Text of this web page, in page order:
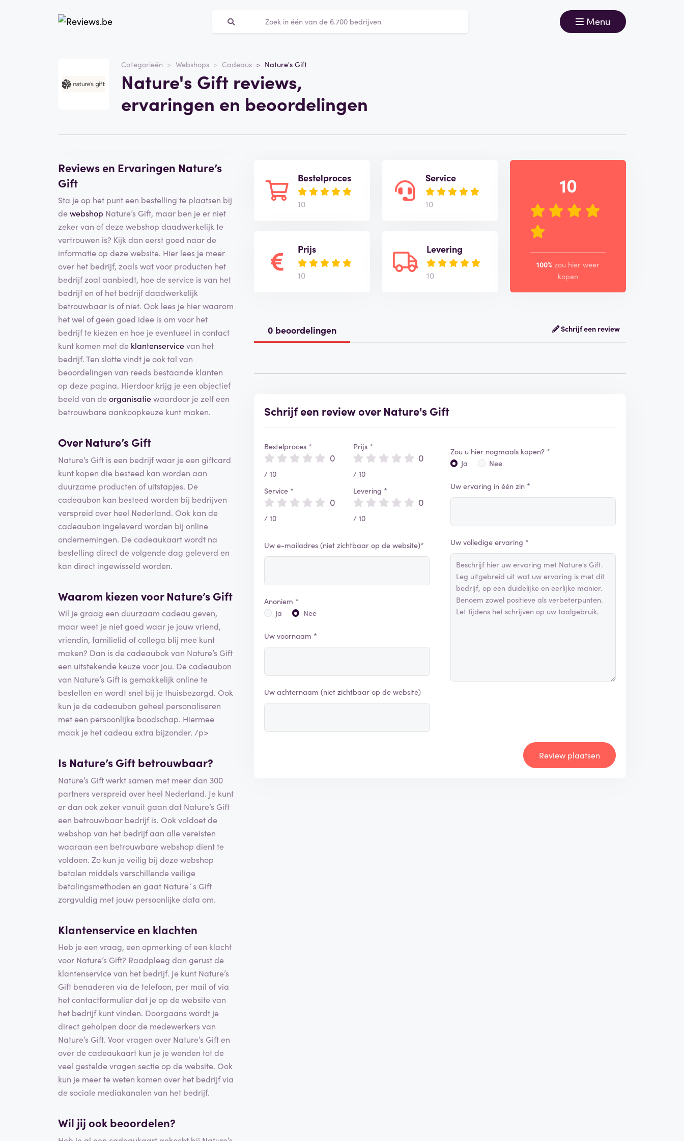
Menu
Categorieën Webshops Cadeaus Nature's Gift
Nature's Gift reviews,
ervaringen en beoordelingen
Nature's Gift
Categorie
Webshops
Schrijf een beoordeling
Reviews en Ervaringen Nature’s
Gift
Sta je op het punt een bestelling te plaatsen bij
dewebshop Nature’s Gift, maar ben je er niet
zeker van of deze webshop daadwerkelijk te
vertrouwen is? Kijk dan eerst goed naar de
informatie op deze website. Hier lees je meer
over het bedrijf, zoals wat voor producten het
bedrijf zoal aanbiedt, hoe de service is van het
bedrijf en of het bedrijf daadwerkelijk
betrouwbaar is of niet. Ook lees je hier waarom
het wel of geen goed idee is om voor het
bedrijf te kiezen en hoe je eventueel in contact
kunt komen met de klantenservicevan het
bedrijf. Ten slotte vindt je ook tal van
beoordelingen van reeds bestaande klanten
op deze pagina. Hierdoor krijg je een objectief
beeld van deorganisatiewaardoor je zelf een
betrouwbare aankoopkeuze kunt maken.
Over Nature’s Gift
Nature’s Gift is een bedrijf waar je een giftcard
kunt kopen die besteed kan worden aan
duurzame producten of uitstapjes. De
cadeaubon kan besteed worden bij bedrijven
verspreid over heel Nederland. Ook kan de
cadeaubon ingeleverd worden bij online
ondernemingen. De cadeaukaart wordt na
bestelling direct de volgende dag geleverd en
kan direct ingewisseld worden.
Waarom kiezen voor Nature’s Gift
Wil je graag een duurzaam cadeau geven,
maar weet je niet goed waar je jouw vriend,
vriendin, familielid of collega blij mee kunt
maken? Dan is de cadeaubok van Nature’s Gift
een uitstekende keuze voor jou. De cadeaubon
van Nature’s Gift is gemakkelijk online te
bestellen en wordt snel bij je thuisbezorgd. Ook
kun je de cadeaubon geheel personaliseren
met een persoonlijke boodschap. Hiermee
maak je het cadeau extra bijzonder. /p>
Is Nature’s Gift betrouwbaar?
Nature’s Gift werkt samen met meer dan 300
partners verspreid over heel Nederland. Je kunt
er dan ook zeker vanuit gaan dat Nature’s Gift
een betrouwbaar bedrijf is. Ook voldoet de
webshop van het bedrijf aan alle vereisten
waaraan een betrouwbare webshop dient te
voldoen. Zo kun je veilig bij deze webshop
betalen middels verschillende veilige
betalingsmethoden en gaat Nature´s Gift
zorgvuldig met jouw persoonlijke data om.
Klantenservice en klachten
Heb je een vraag, een opmerking of een klacht
voor Nature’s Gift? Raadpleeg dan gerust de
klantenservice van het bedrijf. Je kunt Nature’s
Gift benaderen via de telefoon, per mail of via
het contactformulier dat je op de website van
het bedrijf kunt vinden. Doorgaans wordt je
direct geholpen door de medewerkers van
Nature’s Gift. Voor vragen over Nature’s Gift en
over de cadeaukaart kun je je wenden tot de
veel gestelde vragen sectie op de website. Ook
kun je meer te weten komen over het bedrijf via
de sociale mediakanalen van het bedrijf.
Wil jij ook beoordelen?
Bestelproces
10
Prijs
10
Service
10
Levering
10
10
100% zou hier weer
kopen
0 beoordelingen Schrijf een review
Schrijf een review over Nature's Gift
Bestelproces *
0
/ 10
Service *
0
/ 10
Prijs *
0
/ 10
Levering *
0
/ 10
Uw e-mailadres (niet zichtbaar op de website)*
Anoniem *
Ja
Nee
Uw voornaam *
Uw achternaam (niet zichtbaar op de website)
Zou u hier nogmaals kopen? *
Ja
Nee
Uw ervaring in één zin *
Uw volledige ervaring *
Review plaatsen